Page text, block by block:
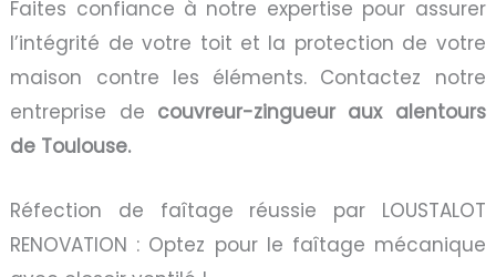
Faites confiance à notre expertise pour assurer
l’intégrité de votre toit et la protection de votre
maison contre les éléments. Contactez notre
entreprise de couvreur-zingueur aux alentours
de Toulouse.
Réfection de faîtage réussie par LOUSTALOT
RENOVATION : Optez pour le faîtage mécanique